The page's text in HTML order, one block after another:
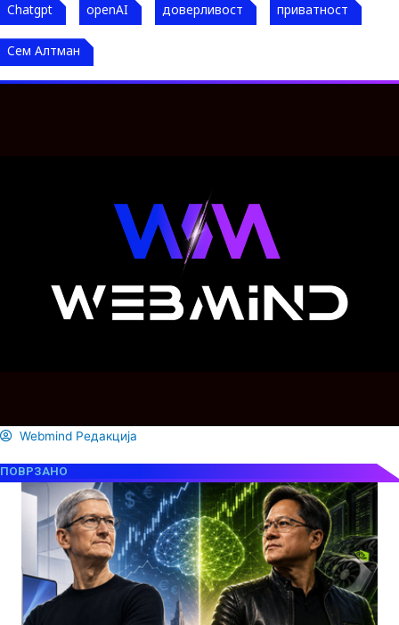
Chatgpt openAI доверливост приватност
Сем Алтман
Webmind Редакција
ПОВРЗАНО